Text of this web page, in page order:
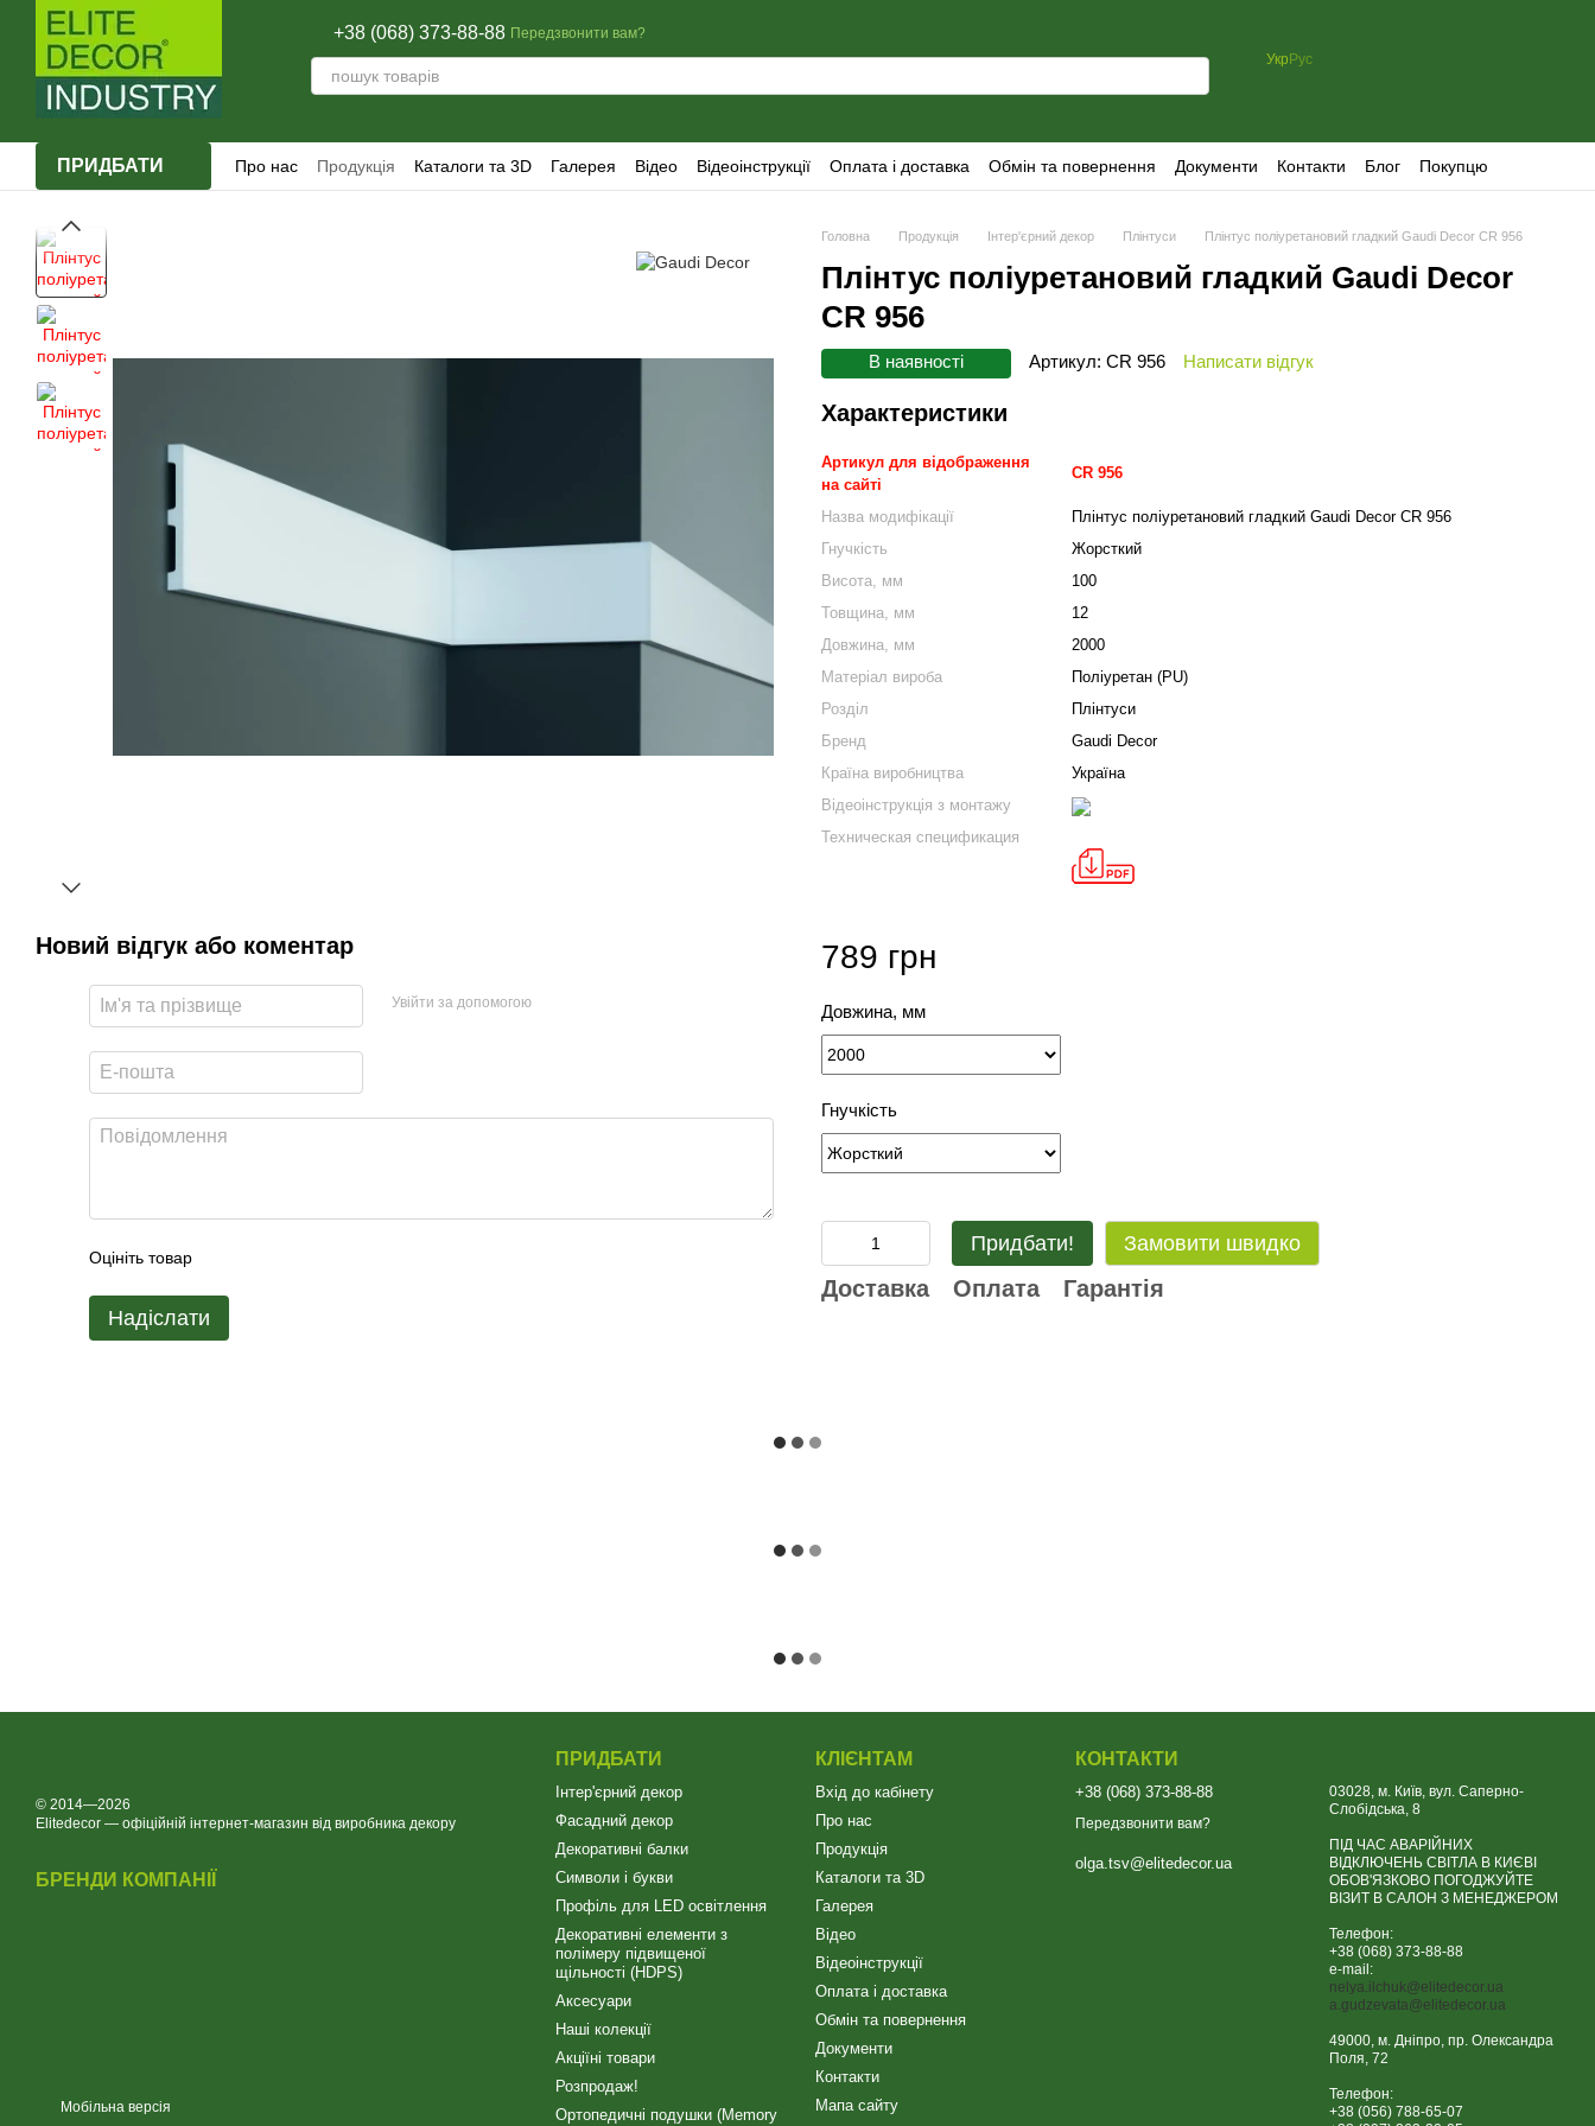
Перейти до основного контенту
+38 (068) 373-88-88 Передзвонити вам?
Укр Рус
ПРИДБАТИ Про нас Продукція Каталоги та 3D Галерея Відео Відеоінструкції Оплата і доставка Обмін та повернення Документи Контакти Блог
Покупцю
Відгуки
Новий відгук або коментар
Увійти за допомогою
Оцініть товар
Надіслати
Головна Продукція Інтер'єрний декор Плінтуси Плінтус поліуретановий гладкий Gaudi Decor CR 956
Плінтус поліуретановий гладкий Gaudi Decor
CR 956
В наявності Артикул: CR 956 Написати відгук
Характеристики
Артикул для відображення
на сайті
CR 956
Назва модифікації
Плінтус поліуретановий гладкий Gaudi Decor CR 956
Гнучкість
Жорсткий
Висота, мм
100
Товщина, мм
12
Довжина, мм
2000
Mатеріал вироба
Поліуретан (PU)
Розділ
Плінтуси
Бренд
Gaudi Decor
Країна виробництва
Україна
Відеоінструкція з монтажу
Техническая спецификация
789 грн
Довжина, мм
Гнучкість
Придбати! Замовити швидко
Доставка Оплата Гарантія
© 2014—2026
Elitedecor — офіційній інтернет-магазин від виробника декору
БРЕНДИ КОМПАНІЇ
Мобільна версія
ПРИДБАТИ
Інтер'єрний декор
Фасадний декор
Декоративні балки
Символи і букви
Профіль для LED освітлення
Декоративні елементи з
полімеру підвищеної
щільності (HDPS)
Аксесуари
Наші колекції
Акціїні товари
Розпродаж!
Ортопедичні подушки (Memory
КЛІЄНТАМ
Вхід до кабінету
Про нас
Продукція
Каталоги та 3D
Галерея
Відео
Відеоінструкції
Оплата і доставка
Обмін та повернення
Документи
Контакти
Мапа сайту
КОНТАКТИ
+38 (068) 373-88-88
Передзвонити вам?
olga.tsv@elitedecor.ua
03028, м. Київ, вул. Саперно-
Слобідська, 8
ПІД ЧАС АВАРІЙНИХ
ВІДКЛЮЧЕНЬ СВІТЛА В КИЄВІ
ОБОВ'ЯЗКОВО ПОГОДЖУЙТЕ
ВІЗИТ В САЛОН З МЕНЕДЖЕРОМ
Телефон:
+38 (068) 373-88-88
e-mail:
nelya.ilchuk@elitedecor.ua
a.gudzevata@elitedecor.ua
49000, м. Дніпро, пр. Олександра
Поля, 72
Телефон:
+38 (056) 788-65-07